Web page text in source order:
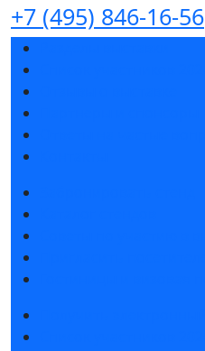
+7 (495) 846-16-56